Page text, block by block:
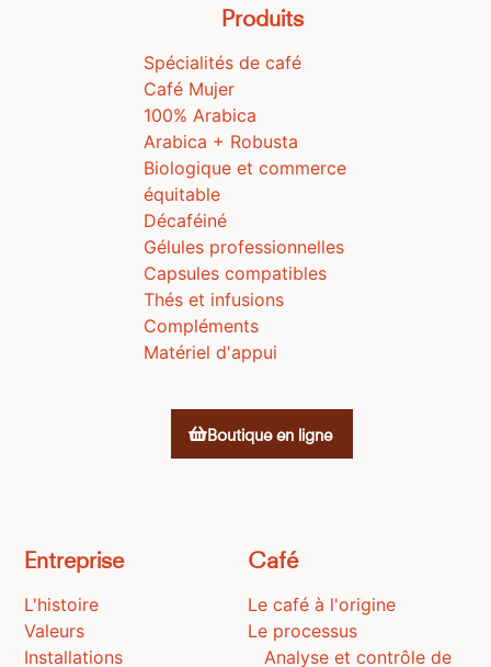
Produits
Spécialités de café
Café Mujer
100% Arabica
Arabica + Robusta
Biologique et commerce
équitable
Décaféiné
Gélules professionnelles
Capsules compatibles
Thés et infusions
Compléments
Matériel d'appui
Boutique en ligne
Entreprise
L'histoire
Valeurs
Installations
Café
Le café à l'origine
Le processus
Analyse et contrôle de